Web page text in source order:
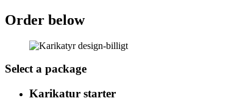
Order below
Select a package
Karikatur starter